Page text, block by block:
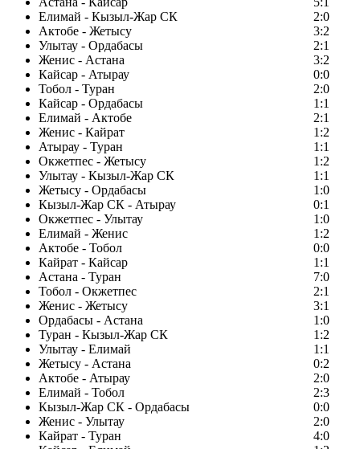
Елимай - Кызыл-Жар СК
2:0
Актобе - Жетысу
3:2
Улытау - Ордабасы
2:1
Женис - Астана
3:2
Кайсар - Атырау
0:0
Тобол - Туран
2:0
Кайсар - Ордабасы
1:1
Елимай - Актобе
2:1
Женис - Кайрат
1:2
Атырау - Туран
1:1
Окжетпес - Жетысу
1:2
Улытау - Кызыл-Жар СК
1:1
Жетысу - Ордабасы
1:0
Кызыл-Жар СК - Атырау
0:1
Окжетпес - Улытау
1:0
Елимай - Женис
1:2
Актобе - Тобол
0:0
Кайрат - Кайсар
1:1
Астана - Туран
7:0
Тобол - Окжетпес
2:1
Женис - Жетысу
3:1
Ордабасы - Астана
1:0
Туран - Кызыл-Жар СК
1:2
Улытау - Елимай
1:1
Жетысу - Астана
0:2
Актобе - Атырау
2:0
Елимай - Тобол
2:3
Кызыл-Жар СК - Ордабасы
0:0
Женис - Улытау
2:0
Кайрат - Туран
4:0